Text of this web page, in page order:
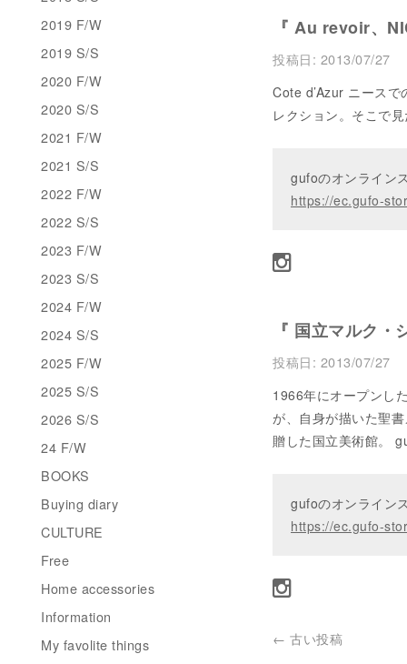
『 Au revoir、
投稿日: 2013/07/27
Cote d’Azur ニース
レクション。そこで
gufoのオンライン
https://ec.gufo-
『 国立マルク
投稿日: 2013/07/27
1966年にオープンし
が、自身が描いた聖
贈した国立美術館。
gufoのオンライン
https://ec.gufo-
← 古い投稿
2019 F/W
2019 S/S
2020 F/W
2020 S/S
2021 F/W
2021 S/S
2022 F/W
2022 S/S
2023 F/W
2023 S/S
2024 F/W
2024 S/S
2025 F/W
2025 S/S
2026 S/S
24 F/W
BOOKS
Buying diary
CULTURE
Free
Home accessories
Information
My favolite things